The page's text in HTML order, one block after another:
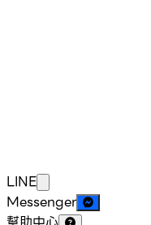
LINE
Messenger